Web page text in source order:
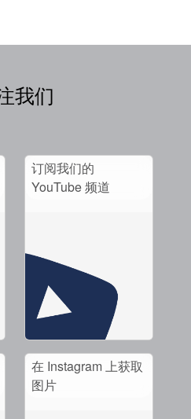
我们
订阅我们的
YouTube 频道
在 Instagram 上获取
图片